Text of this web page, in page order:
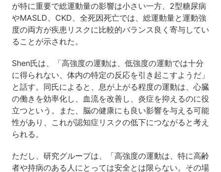
が特に重要で総運動量の影響は小さい一方、2型糖尿病
やMASLD、CKD、全死因死亡では、総運動量と運動強
度の両方が疾患リスクに比較的バランス良く寄与してい
ることが示された。
Shen氏は、「高強度の運動は、低強度の運動では十分
に得られない、体内の特定の反応を引き起こすようだ」
と話す。同氏によると、息が上がる程度の運動は、心臓
の働きを効率化し、血流を改善し、炎症を抑えるのに役
立つという。また、脳の健康にも良い影響を与える可能
性があり、これが認知症リスクの低下につながると考え
られる。
ただし、研究グループは、「高強度の運動は、特に高齢
者や持病のある人にとっては安全とは限らない。その場